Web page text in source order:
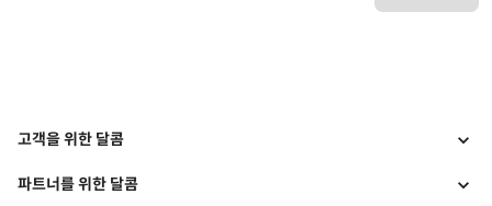
고객을 위한 달콤
파트너를 위한 달콤